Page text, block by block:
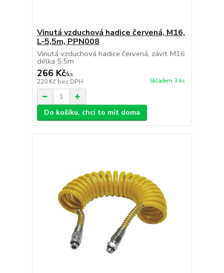
Vinutá vzduchová hadice červená, M16,
L-5,5m, PPN008
Vinutá vzduchová hadice červená, závit M16
délka 5,5m
266 Kč/ks
220 Kč bez DPH Skladem 3 ks
Do košíku, chci to mít doma